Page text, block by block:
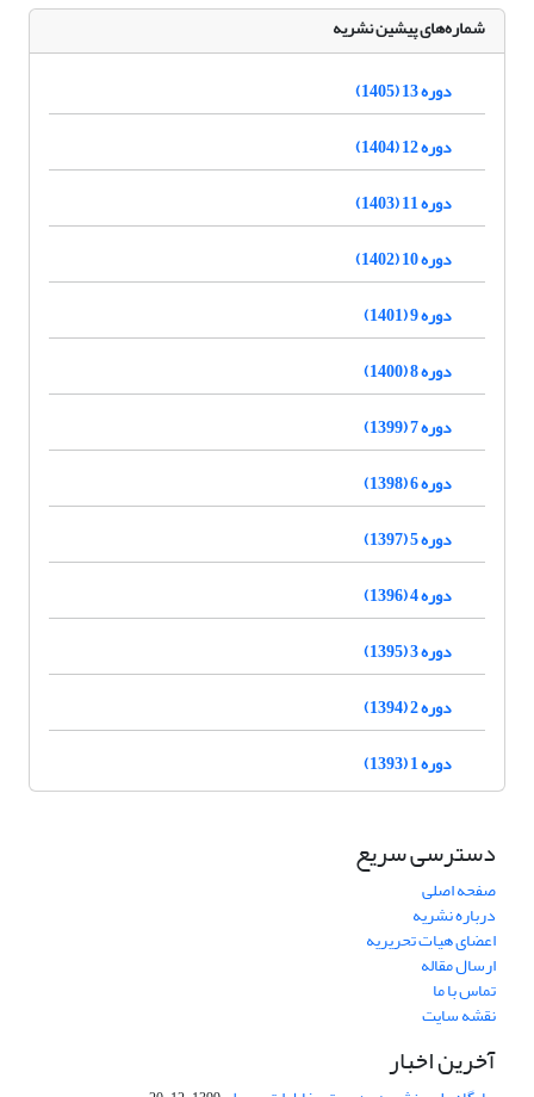
شماره‌های پیشین نشریه
دوره 13 (1405)
دوره 12 (1404)
دوره 11 (1403)
دوره 10 (1402)
دوره 9 (1401)
دوره 8 (1400)
دوره 7 (1399)
دوره 6 (1398)
دوره 5 (1397)
دوره 4 (1396)
دوره 3 (1395)
دوره 2 (1394)
دوره 1 (1393)
دسترسی سریع
صفحه اصلی
درباره نشریه
اعضای هیات تحریریه
ارسال مقاله
تماس با ما
نقشه سایت
آخرین اخبار